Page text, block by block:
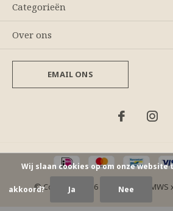
Categorieën
Over ons
EMAIL ONS
© Copyright 2026 - Theme By DMWS
Wij slaan cookies op om onze
akkoord? Ja Nee